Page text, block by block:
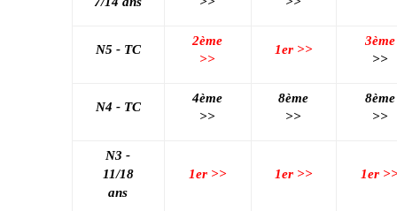
N5 - TC
2ème
>>
1er >>
3ème
>>
N4 - TC
4ème
>>
8ème
>>
8ème
>>
N3 -
11/18
ans
1er >> 1er >> 1er